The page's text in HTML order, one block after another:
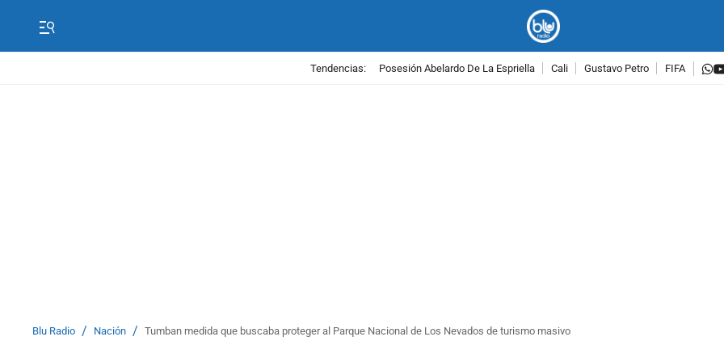
Tendencias: Posesión Abelardo De La Espriella Cali Gustavo Petro FIFA
Blu Radio / Nación / Tumban medida que buscaba proteger al Parque Nacional de Los Nevados de turismo masivo